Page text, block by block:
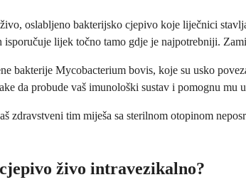
oslabljeno bakterijsko cjepivo koje liječnici
isporučuje lijek točno tamo gdje je najpotrebniji.
bakterije Mycobacterium bovis, koje su usko
da probude vaš imunološki sustav i pomognu mu
zdravstveni tim miješa sa sterilnom otopinom
živo intravezikalno?